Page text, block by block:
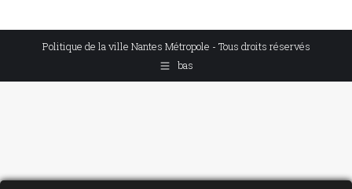
Politique de la ville Nantes Métropole - Tous droits réservés
bas